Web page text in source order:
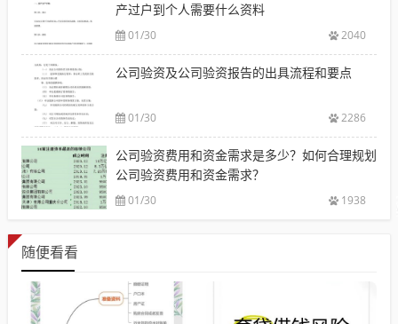
产过户到个人需要什么资料
01/30 2040
公司验资及公司验资报告的出具流程和要点
01/30 2286
公司验资费用和资金需求是多少？如何合理规划
公司验资费用和资金需求？
01/30 1938
随便看看